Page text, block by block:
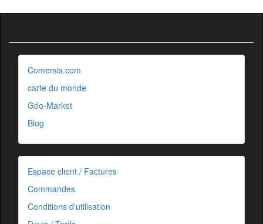
Comersis.com
carte du monde
Géo-Market
Blog
Espace client / Factures
Commandes
Conditions d'utilisation